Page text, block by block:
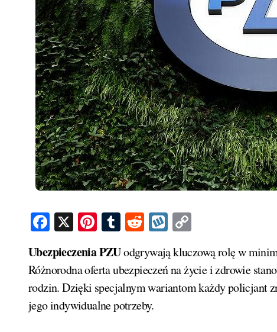
Facebook
X Pinterest
Tumblr
RedditWykop
Ubezpieczenia PZUodgrywają kluczową rolę w
Różnorodna oferta ubezpieczeń na życie i zdrowie
rodzin. Dzięki specjalnym wariantom każdy policjant
jego indywidualne potrzeby.